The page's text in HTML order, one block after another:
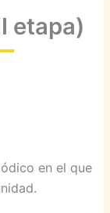
etapa)
en el que